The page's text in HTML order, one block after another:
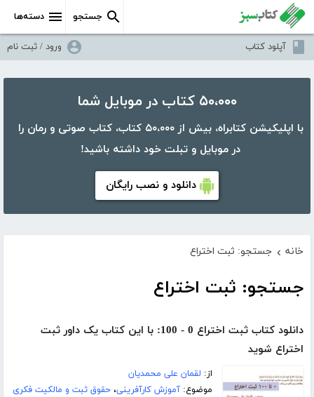
دسته‌ها جستجو
آپلود کتاب ورود / ثبت نام
۵۰،۰۰۰ کتاب در موبایل شما
با اپلیکیشن کتابراه، بیش از ۵۰،۰۰۰ کتاب، کتاب صوتی و رمان را
در موبایل و تبلت خود داشته باشید!
دانلود و نصب رایگان
خانه › جستجو: ثبت اختراع
جستجو: ثبت اختراع
دانلود کتاب ثبت اختراع 0 - 100: با این کتاب یک داور ثبت
اختراع شوید
از: لقمان علی محمدیان
موضوع:آموزش کارآفرینی،حقوق ثبت و مالکیت فکری